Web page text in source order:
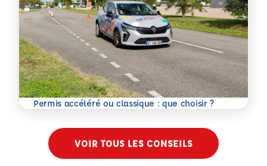
Permis accéléré ou classique : que choisir ?
En savoir plus
VOIR TOUS LES CONSEILS